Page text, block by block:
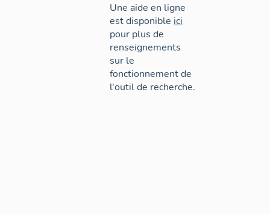
Une aide en ligne
est disponible ici
pour plus de
renseignements
sur le
fonctionnement de
l'outil de recherche.